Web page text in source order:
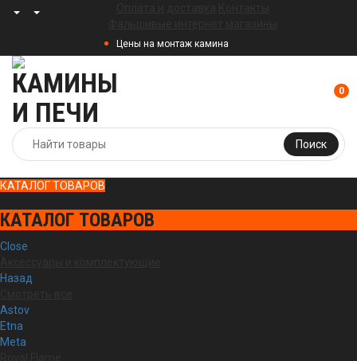
Цены на монтаж камина
Поиск
0
КАТАЛОГ ТОВАРОВ
КАТАЛОГ ТОВАРОВ
Close
Назад
Astov
Etna
Meta